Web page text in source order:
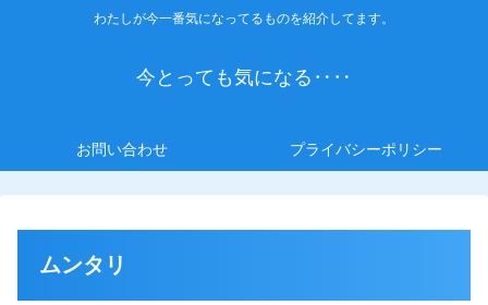
わたしが今一番気になってるものを紹介してます。
今とっても気になる‥‥
お問い合わせ プライバシーポリシー
ムンタリ